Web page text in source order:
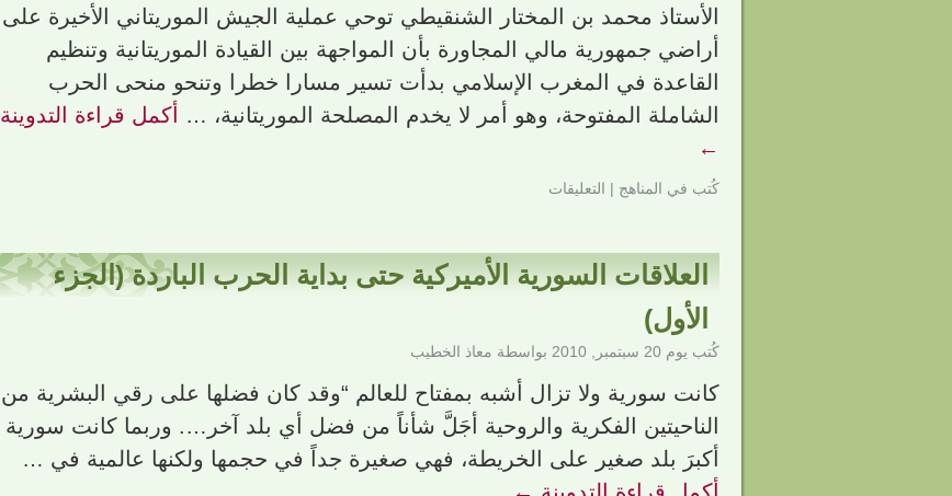
الأستاذ محمد بن المختار الشنقيطي توحي عملية الجيش الموريتاني الأخيرة على
أراضي جمهورية مالي المجاورة بأن المواجهة بين القيادة الموريتانية وتنظيم
القاعدة في المغرب الإسلامي بدأت تسير مسارا خطرا وتنحو منحى الحرب
الشاملة المفتوحة، وهو أمر لا يخدم المصلحة الموريتانية، …
أكمل قراءة التدوينة
←
كُتب في المناهج | التعليقات
العلاقات السورية الأميركية حتى بداية الحرب الباردة (الجزء
الأول)
كُتب يوم 20 سبتمبر, 2010 بواسطة معاذ الخطيب
كانت سورية ولا تزال أشبه بمفتاح للعالم “وقد كان فضلها على رقي البشرية من
الناحيتين الفكرية والروحية أجَلَّ شأناً من فضل أي بلد آخر…. وربما كانت سورية
أكبرَ بلد صغير على الخريطة، فهي صغيرة جداً في حجمها ولكنها عالمية في …